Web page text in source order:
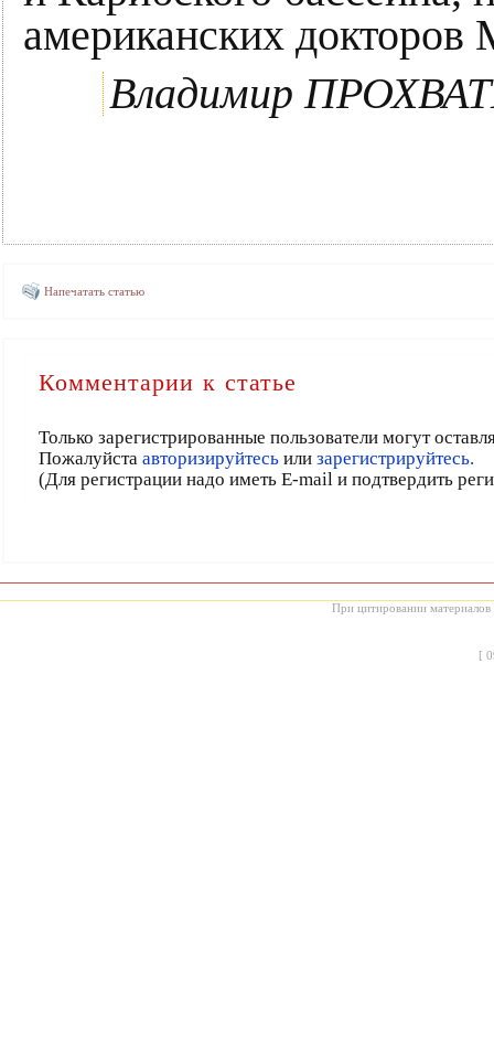
американских докторов
Владимир
Напечатать статью
Комментарии к статье
Только зарегистрированные пользователи могут
Пожалуйста авторизируйтесьили зарегистрируйтесь.
(Для регистрации надо иметь E-mail и подтвердить
При цитировании материалов
[